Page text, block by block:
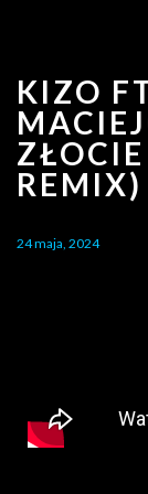
KIZO
REMIX)
24 maja, 2024